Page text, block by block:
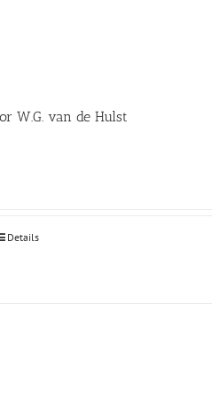
W.G. van de Hulst
Details